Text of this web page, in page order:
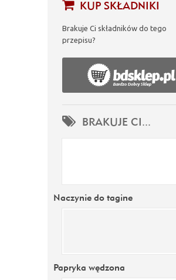
KUP SKŁADNIKI
Brakuje Ci składników do tego
przepisu?
BRAKUJE CI...
Naczynie do tagine
Papryka wędzona